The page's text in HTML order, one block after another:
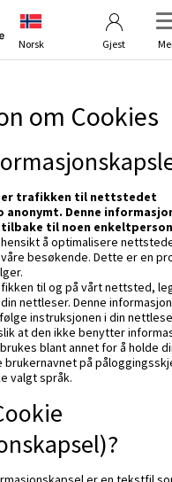
Norsk Gjest
Kontakt oss
om Cookies
trafikken til nettstedet
anonymt. Denne
til noen
å optimalisere
besøkende. Dette er en
til og på vårt nettsted,
nettleser. Denne
instruksjonen i din
at den ikke benytter
blant annet for å holde
på
valgt språk.